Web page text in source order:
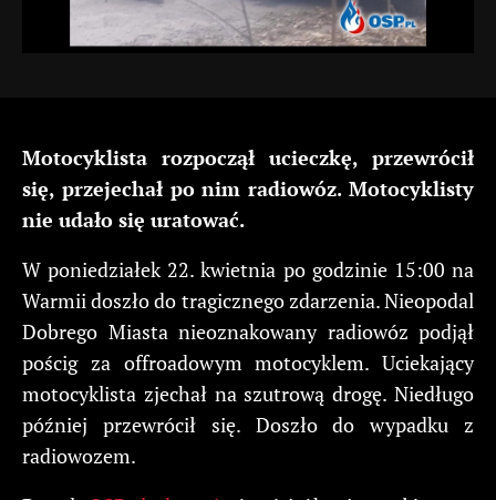
Motocyklista rozpoczął ucieczkę, przewrócił
się, przejechał po nim radiowóz. Motocyklisty
nie udało się uratować.
W poniedziałek 22. kwietnia po godzinie 15:00 na
Warmii doszło do tragicznego zdarzenia. Nieopodal
Dobrego Miasta nieoznakowany radiowóz podjął
pościg za offroadowym motocyklem. Uciekający
motocyklista zjechał na szutrową drogę. Niedługo
później przewrócił się. Doszło do wypadku z
radiowozem.